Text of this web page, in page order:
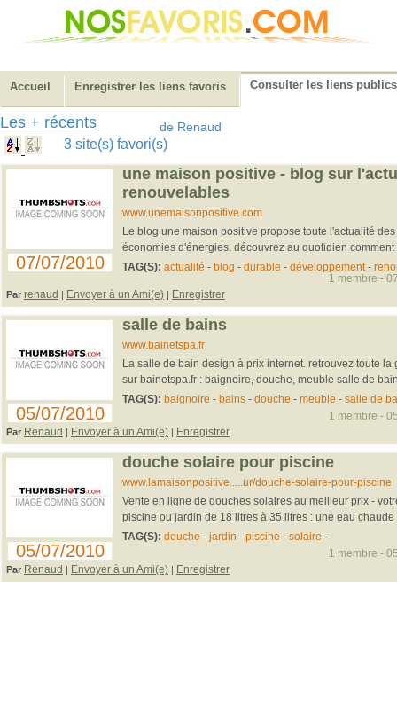
Accueil Enregistrer les liens favoris Consulter les liens publics
Les + récents de Renaud
3 site(s) favori(s)
07/07/2010
une maison positive - blog sur
renouvelables
www.unemaisonpositive.com
Le blog une maison positive propose toute l'actualité
économies d'énergies. découvrez au quotidien
TAG(S): actualité - blog - durable - développement-
Par renaud | Envoyer à un Ami(e) | Enregistrer
1 membre -
05/07/2010
salle de bains
www.bainetspa.fr
La salle de bain design à prix internet. retrouvez toute
sur bainetspa.fr : baignoire, douche, meuble salle de
TAG(S): baignoire - bains- douche - meuble - salle de
Par Renaud | Envoyer à un Ami(e) | Enregistrer
1 membre -
05/07/2010
douche solaire pour piscine
www.lamaisonpositive.....ur/douche-solaire-pour-piscine
Vente en ligne de douches solaires au meilleur prix -
piscine ou jardin de 18 litres à 35 litres : une eau chaude
TAG(S): douche - jardin - piscine - solaire -
Par Renaud | Envoyer à un Ami(e) | Enregistrer
1 membre -